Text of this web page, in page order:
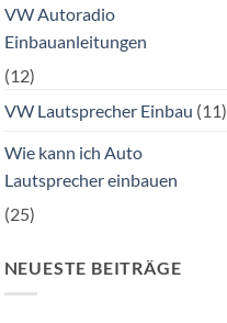
VW Autoradio
Einbauanleitungen
(12)
VW Lautsprecher Einbau (11)
Wie kann ich Auto
Lautsprecher einbauen
(25)
NEUESTE BEITRÄGE